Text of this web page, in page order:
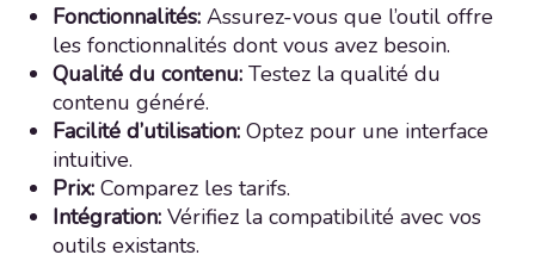
Fonctionnalités: Assurez-vous que l’outil offre
les fonctionnalités dont vous avez besoin.
Qualité du contenu: Testez la qualité du
contenu généré.
Facilité d’utilisation: Optez pour une interface
intuitive.
Prix: Comparez les tarifs.
Intégration: Vérifiez la compatibilité avec vos
outils existants.